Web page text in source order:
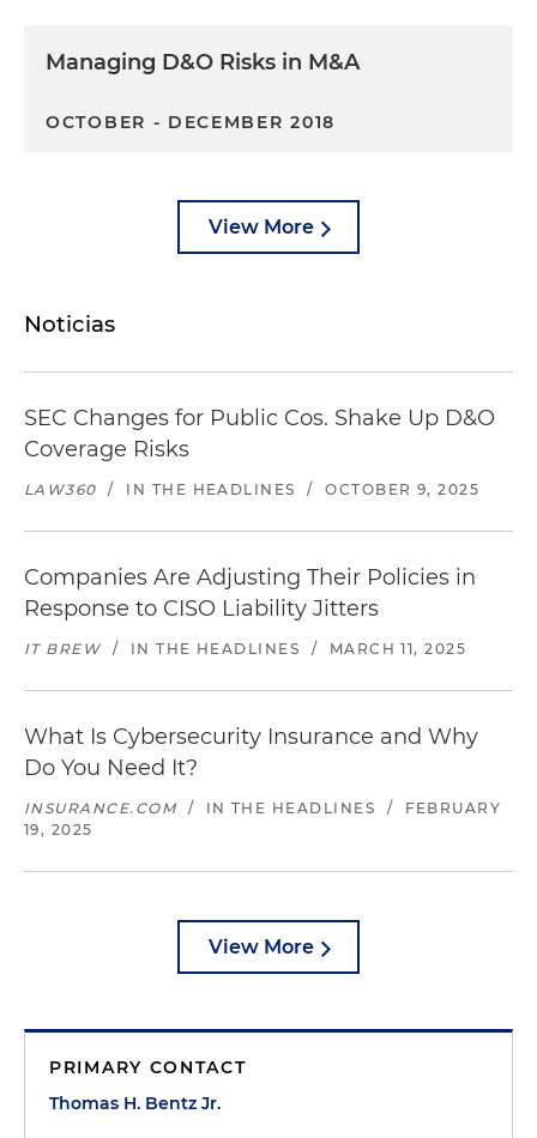
Managing D&O Risks in M&A
OCTOBER - DECEMBER 2018
View More
Noticias
SEC Changes for Public Cos. Shake Up D&O
Coverage Risks
LAW360 / IN THE HEADLINES / OCTOBER 9, 2025
Companies Are Adjusting Their Policies in
Response to CISO Liability Jitters
IT BREW / IN THE HEADLINES / MARCH 11, 2025
What Is Cybersecurity Insurance and Why
Do You Need It?
INSURANCE.COM / IN THE HEADLINES /
FEBRUARY
19, 2025
View More
PRIMARY CONTACT
Thomas H. Bentz Jr.